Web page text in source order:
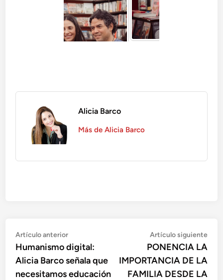
Alicia Barco
Más de Alicia Barco
Navegación
de
entradas
Artículo anteriorArtículo
anterior:
Humanismo digital:
Alicia Barco señala que
necesitamos educación
Artículo siguiente
PONENCIA LA
IMPORTANCIA DE LA
FAMILIA DESDE LA